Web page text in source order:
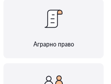
Аграрно право